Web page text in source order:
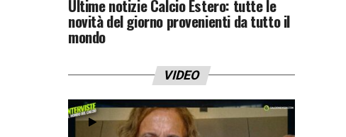
Ultime notizie Calcio Estero: tutte le
novità del giorno provenienti da tutto il
mondo
VIDEO